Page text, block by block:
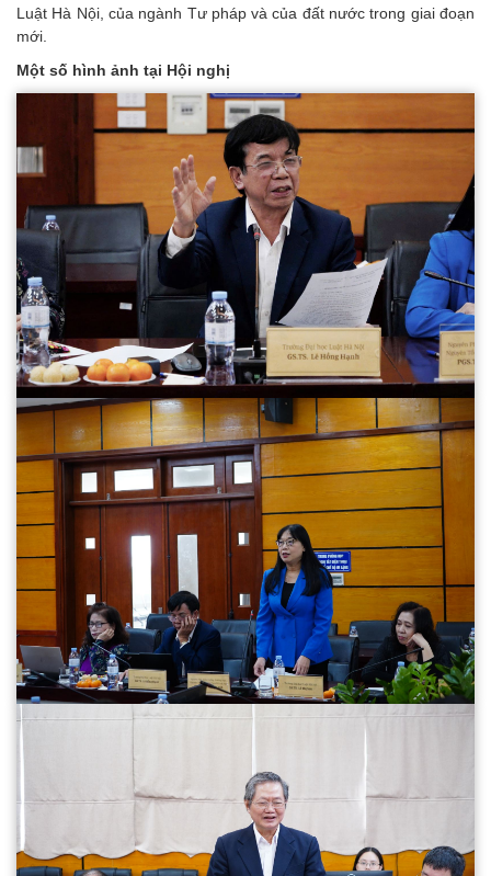
Luật Hà Nội, của ngành Tư pháp và của đất nước trong giai đoạn
mới.
Một số hình ảnh tại Hội nghị